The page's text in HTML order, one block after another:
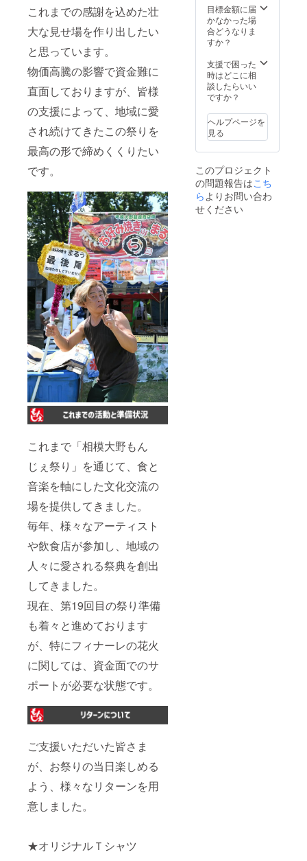
これまでの感謝を込めた壮
大な見せ場を作り出したい
と思っています。
物価高騰の影響で資金難に
直面しておりますが、皆様
の支援によって、地域に愛
され続けてきたこの祭りを
最高の形で締めくくりたい
です。
これまで「相模大野もん
じぇ祭り」を通じて、食と
音楽を軸にした文化交流の
場を提供してきました。
毎年、様々なアーティスト
や飲食店が参加し、地域の
人々に愛される祭典を創出
してきました。
現在、第19回目の祭り準備
も着々と進めております
が、特にフィナーレの花火
に関しては、資金面でのサ
ポートが必要な状態です。
ご支援いただいた皆さま
が、お祭りの当日楽しめる
よう、様々なリターンを用
意しました。
★オリジナルＴシャツ
の特性によって
１-２㎝前後の誤
差が生じます タ
オルサイズ表 横
品生地の特性に
よって１-２㎝前
後の誤差が生じ
ます トートバッ
33/縦幅33/マチ
12 ※商品生地の
特性によって１-
２㎝前後の誤差
が生じます オリ
ジナルステッ
カーサイズ 横幅
8.5㎝/縦幅9.5㎝
の台紙で作成し
のご連絡をおこ
なった際にお伺
い致します。 T
シャツサイズ表
身幅52/肩幅46/
袖丈20/丸胴仕様
・Lsize/身丈73/
身幅55/肩幅50/
・XLsize/身丈
77/身幅58/肩幅
54/袖丈24/丸胴
仕様 ※商品生地
の特性によって
１-２㎝前後の誤
差が生じます タ
オルサイズ表 横
幅84/縦幅34 ※商
品生地の特性に
目標金額に届
かなかった場
合どうなりま
すか？
支援で困った
時はどこに相
談したらいい
ですか？
ヘルプページを
見る
このプロジェクト
の問題報告はこち
らよりお問い合わ
せください